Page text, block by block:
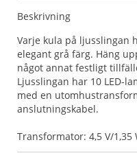
Beskrivning
Varje kula på ljusslingan
elegant grå färg. Häng
något annat festligt
Ljusslingan har 10 LED-
med en
anslutningskabel.
Transformator: 4,5 V/1,35